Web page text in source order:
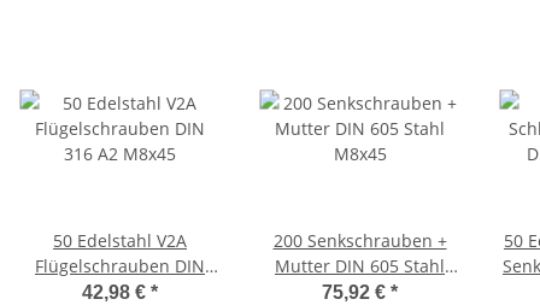
50 Edelstahl V2A
Flügelschrauben DIN
316 A2 M8x45
42,98 € *
200 Senkschrauben +
Mutter DIN 605 Stahl
M8x45
75,92 € *
50